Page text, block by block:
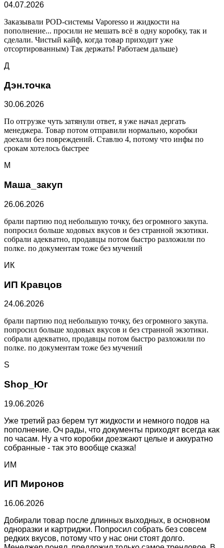
04.07.2026
Заказывали POD-системы Vaporesso и жидкости на
пополнение... просили не мешать всё в одну коробку, так и
сделали. Чистый кайф, когда товар приходит уже
отсортированным) Так держать! Работаем дальше)
Д
Дэн.точка
30.06.2026
По отгрузке чуть затянули ответ, я уже начал дергать
менеджера. Товар потом отправили нормально, коробки
доехали без повреждений. Ставлю 4, потому что инфы по
срокам хотелось быстрее
М
Маша_закуп
26.06.2026
брали партию под небольшую точку, без огромного закупа.
попросил больше ходовых вкусов и без странной экзотики.
собрали адекватно, продавцы потом быстро разложили по
полке. по документам тоже без мучений
ИК
ИП Кравцов
24.06.2026
брали партию под небольшую точку, без огромного закупа.
попросил больше ходовых вкусов и без странной экзотики.
собрали адекватно, продавцы потом быстро разложили по
полке. по документам тоже без мучений
S
Shop_Юг
19.06.2026
Уже третий раз берем тут жидкости и немного подов на
пополнение. Оч рады, что документы приходят всегда как
по часам. Ну а что коробки доезжают целые и аккуратно
собранные - так это вообще сказка!
ИМ
ИП Миронов
16.06.2026
Добирали товар после длинных выходных, в основном
одноразки и картриджи. Попросил собрать без совсем
редких вкусов, потому что у нас они стоят долго.